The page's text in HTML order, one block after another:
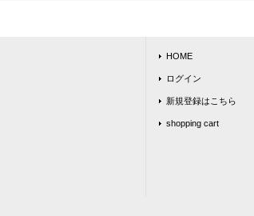
HOME
ログイン
新規登録はこちら
shopping cart